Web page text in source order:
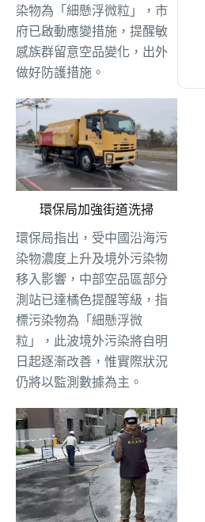
染物為「細懸浮微粒」，市
府已啟動應變措施，提醒敏
感族群留意空品變化，出外
做好防護措施。
環保局加強街道洗掃
環保局指出，受中國沿海污
染物濃度上升及境外污染物
移入影響，中部空品區部分
測站已達橘色提醒等級，指
標污染物為「細懸浮微
粒」，此波境外污染將自明
日起逐漸改善，惟實際狀況
仍將以監測數據為主。